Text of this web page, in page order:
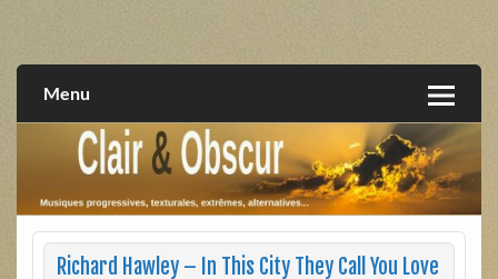
extrêmes, alternatives, texturales
Menu
Richard Hawley – In This City They Call You Love